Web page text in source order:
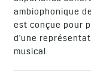
ambiophonique
est conçue pour
d'une
musical.